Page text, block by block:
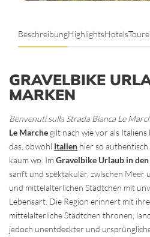
BeschreibungHighlightsHotels
GRAVELBIKE
MARKEN
Benvenuti sulla Strada Bianca Le
Le Marche gilt nach wie vor als
das, obwohl Italien hier so
kaum wo. ImGravelbike Urlaub in
sanft und spektakulär, zwischen Meer
und mittelalterlichen Städtchen mit
Lebensart. Die Region erinnert mit
mittelalterliche Städtchen thronen,
jedoch unentdeckter und